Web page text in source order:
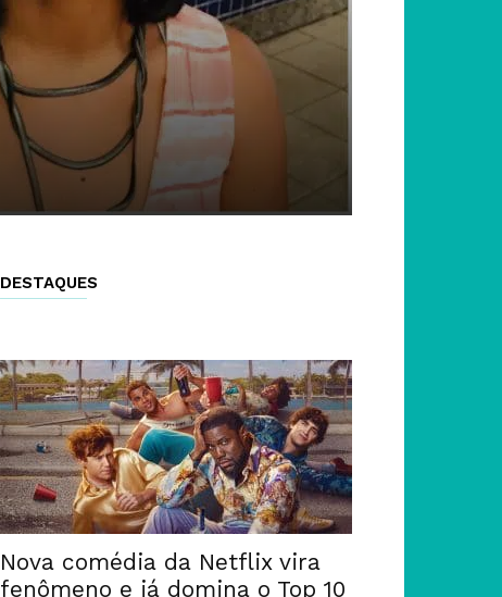
DESTAQUES
Nova comédia da Netflix vira
fenômeno e já domina o Top 10